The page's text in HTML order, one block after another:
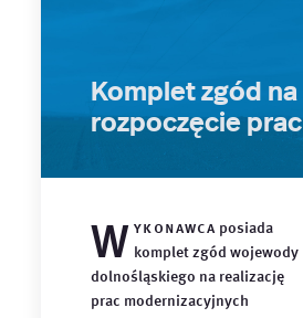
Komplet zgód na
rozpoczęcie prac
W ykonawca posiada
komplet zgód wojewody
dolnośląskiego na realizację
prac modernizacyjnych